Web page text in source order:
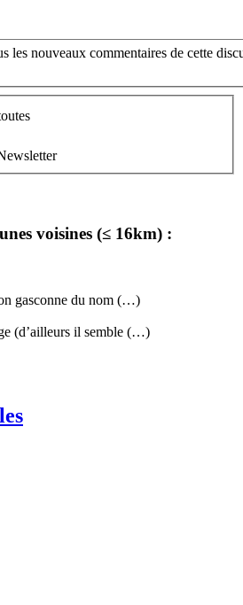
les nouveaux commentaires de cette
voisines (≤ 16km) :
gasconne du nom (…)
(d’ailleurs il semble (…)